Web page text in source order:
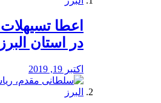
️اعطا
در استان البرز
اکتبر 19, 2019